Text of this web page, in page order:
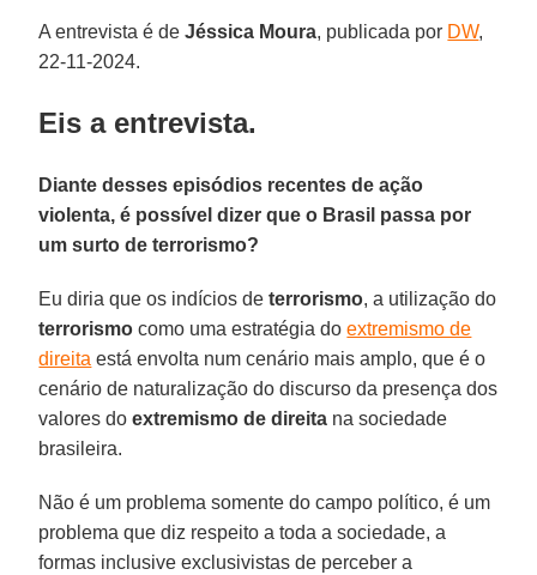
A entrevista é deJéssica Moura, publicada por DW,
22-11-2024.
Eis a entrevista.
Diante desses episódios recentes de ação
violenta, é possível dizer que o Brasil passa por
um surto de terrorismo?
Eu diria que os indícios deterrorismo, a utilização do
terrorismo como uma estratégia doextremismo de
direita está envolta num cenário mais amplo, que é o
cenário de naturalização do discurso da presença dos
valores doextremismo de direita na sociedade
brasileira.
Não é um problema somente do campo político, é um
problema que diz respeito a toda a sociedade, a
formas inclusive exclusivistas de perceber a